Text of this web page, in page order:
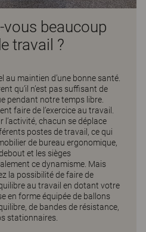
beaucoup
travail ?
au maintien d’une bonne santé.
qu’il n’est pas suffisant de
pendant notre temps libre.
faire de l’exercice au travail.
l’activité, chacun se déplace
postes de travail, ce qui
de bureau ergonomique,
et les sièges
ce dynamisme. Mais
la possibilité de faire de
au travail en dotant votre
en forme équipée de ballons
de bandes de résistance,
stationnaires.